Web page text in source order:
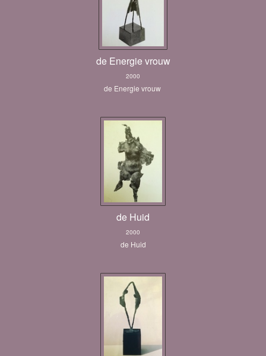
de Energie vrouw
2000
de Energie vrouw
de Huid
2000
de Huid